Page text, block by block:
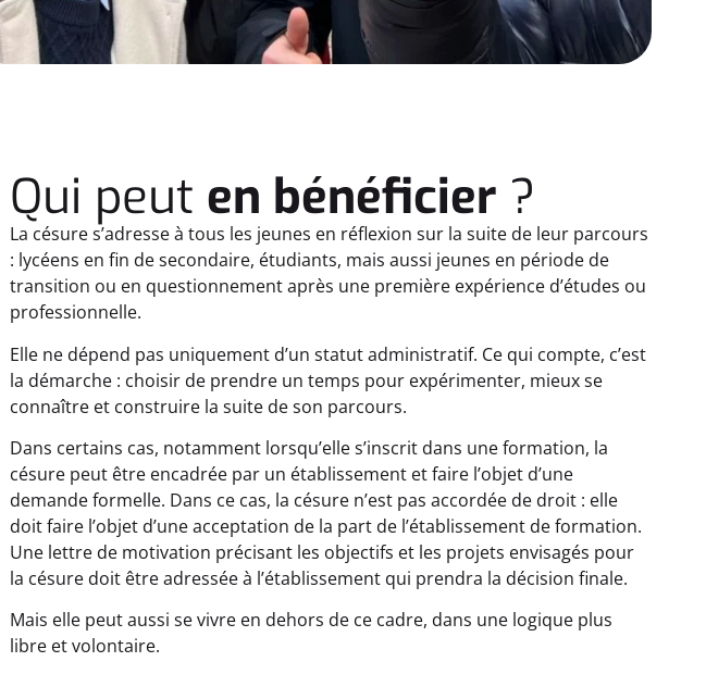
Qui peut en bénéficier ?
La césure s’adresse à tous les jeunes en réflexion sur la suite de leur parcours
: lycéens en fin de secondaire, étudiants, mais aussi jeunes en période de
transition ou en questionnement après une première expérience d’études ou
professionnelle.
Elle ne dépend pas uniquement d’un statut administratif. Ce qui compte, c’est
la démarche : choisir de prendre un temps pour expérimenter, mieux se
connaître et construire la suite de son parcours.
Dans certains cas, notamment lorsqu’elle s’inscrit dans une formation, la
césure peut être encadrée par un établissement et faire l’objet d’une
demande formelle. Dans ce cas, la césure n’est pas accordée de droit : elle
doit faire l’objet d’une acceptation de la part de l’établissement de formation.
Une lettre de motivation précisant les objectifs et les projets envisagés pour
la césure doit être adressée à l’établissement qui prendra la décision finale.
Mais elle peut aussi se vivre en dehors de ce cadre, dans une logique plus
libre et volontaire.